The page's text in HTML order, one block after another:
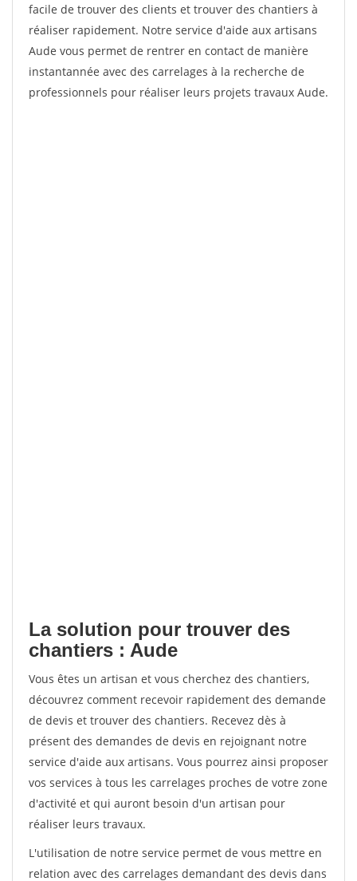
facile de trouver des clients et trouver des chantiers à
réaliser rapidement. Notre service d'aide aux artisans
Aude vous permet de rentrer en contact de manière
instantannée avec des carrelages à la recherche de
professionnels pour réaliser leurs projets travaux Aude.
La solution pour trouver des
chantiers : Aude
Vous êtes un artisan et vous cherchez des chantiers,
découvrez comment recevoir rapidement des demande
de devis et trouver des chantiers. Recevez dès à
présent des demandes de devis en rejoignant notre
service d'aide aux artisans. Vous pourrez ainsi proposer
vos services à tous les carrelages proches de votre zone
d'activité et qui auront besoin d'un artisan pour
réaliser leurs travaux.
L'utilisation de notre service permet de vous mettre en
relation avec des carrelages demandant des devis dans